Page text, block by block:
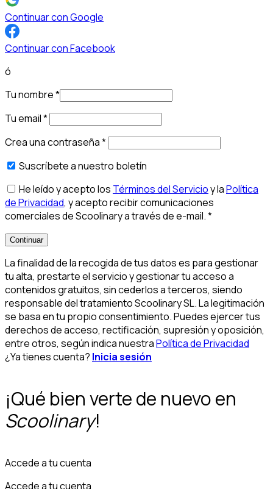
Continuar con Google
Continuar con Facebook
ó
Tu nombre*
Tu email*
Crea una contraseña*
Suscríbete a nuestro boletín
He leído y acepto los Términos del Servicioy laPolítica
de Privacidad, y acepto recibir comunicaciones
comerciales de Scoolinary a través de e-mail.*
Continuar
La finalidad de la recogida de tus datos es para gestionar
tu alta, prestarte el servicio y gestionar tu acceso a
contenidos gratuitos, sin cederlos a terceros, siendo
responsable del tratamiento Scoolinary SL. La legitimación
se basa en tu propio consentimiento. Puedes ejercer tus
derechos de acceso, rectificación, supresión y oposición,
entre otros, según indica nuestraPolítica de Privacidad
¿Ya tienes cuenta? Inicia sesión
¡Qué bien verte de nuevo en
Scoolinary!
Accede a tu cuenta
Accede a tu cuenta